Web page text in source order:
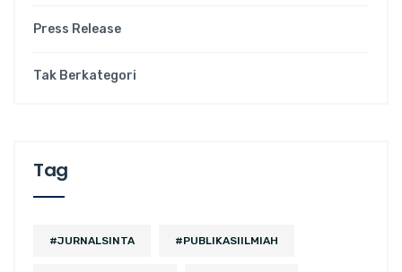
Press Release
Tak Berkategori
Tag
#JURNALSINTA #PUBLIKASIILMIAH